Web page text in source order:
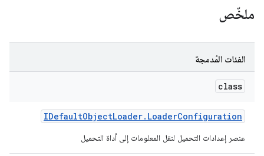
ملخّص
الفئات المُدمجة
class
IDefaultObjectLoader. LoaderConfiguration
عنصر إعدادات التحميل لنقل المعلومات إلى أداة التحميل